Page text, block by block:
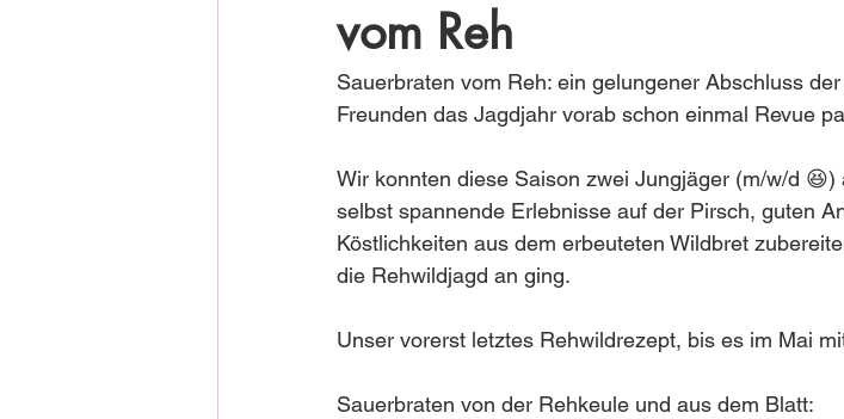
vom Reh
Sauerbraten vom Reh: ein gelungener Abschluss
Freunden das Jagdjahr vorab schon einmal Revue
Wir konnten diese Saison zwei Jungjäger (m/w/d
selbst spannende Erlebnisse auf der Pirsch, guten
Köstlichkeiten aus dem erbeuteten Wildbret
die Rehwildjagd an ging.
Unser vorerst letztes Rehwildrezept, bis es im Mai
Sauerbraten von der Rehkeule und aus dem Blatt: